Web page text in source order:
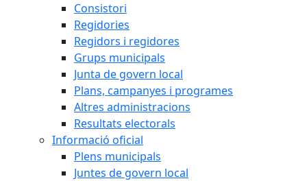
Consistori
Regidories
Regidors i regidores
Grups municipals
Junta de govern local
Plans, campanyes i programes
Altres administracions
Resultats electorals
Informació oficial
Plens municipals
Juntes de govern local